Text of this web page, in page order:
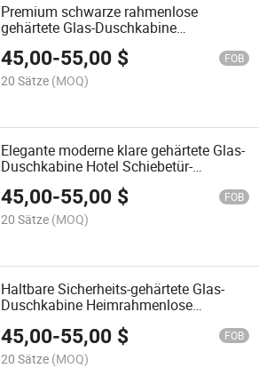
Premium schwarze rahmenlose
gehärtete Glas-Duschkabine
Badezimmer Schiebetür aus Glas
45,00-55,00 $ FOB
20 Sätze (MOQ)
Elegante moderne klare gehärtete Glas-
Duschkabine Hotel Schiebetür-
45,00-55,00 $ FOB
20 Sätze (MOQ)
Haltbare Sicherheits-gehärtete Glas-
Duschkabine Heimrahmenlose
45,00-55,00 $ FOB
20 Sätze (MOQ)